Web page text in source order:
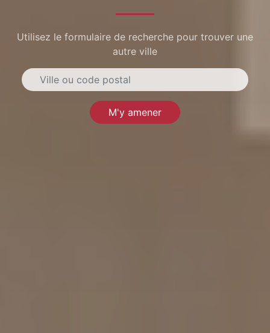
Utilisez le formulaire de recherche pour trouver une
autre ville
M'y amener